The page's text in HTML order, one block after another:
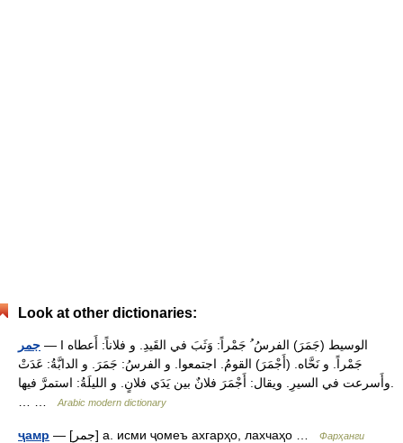
Look at other dictionaries:
جمر — I الوسيط (جَمَرَ) الفرسُ ُ جَمْراً: وَثَبَ في القَيدِ. و فلاناً: أَعطاه
جَمْراً. و نَحَّاه. (أَجْمَرَ) القومُ. اجتمعوا. و الفرسُ: جَمَرَ. و الدابَّةُ: عَدَتْ
وأَسرعت في السيرِ. ويقال: أَجْمَرَ فلانٌ بين يَدَي فلانٍ. و الليلَةُ: استمرَّ فيها.
Arabic modern dictionary
ҷамр — [جمر] а. исми ҷомеъ ахгарҳо, лахчаҳо …
Фарҳанги